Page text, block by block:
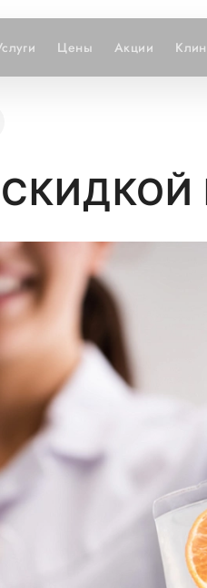
Цены Акции